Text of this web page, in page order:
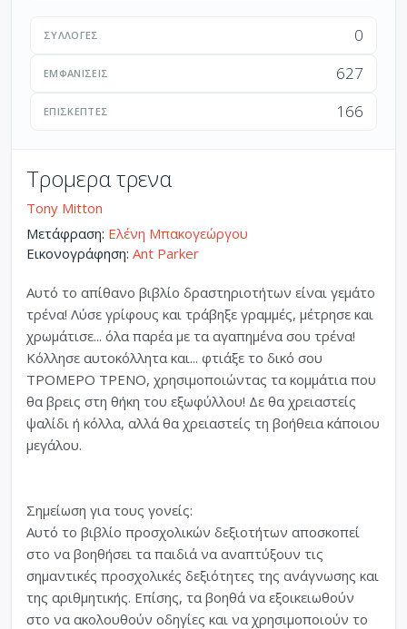
ΣΥΛΛΟΓΈΣ 0
ΕΜΦΑΝΊΣΕΙΣ 627
ΕΠΙΣΚΈΠΤΕΣ 166
Τρομερα τρενα
Tony Mitton
Μετάφραση: Ελένη Μπακογεώργου
Εικονογράφηση: Ant Parker
Αυτό το απίθανο βιβλίο δραστηριοτήτων είναι γεμάτο
τρένα! Λύσε γρίφους και τράβηξε γραμμές, μέτρησε και
χρωμάτισε... όλα παρέα με τα αγαπημένα σου τρένα!
Κόλλησε αυτοκόλλητα και... φτιάξε το δικό σου
ΤΡΟΜΕΡΟ ΤΡΕΝΟ, χρησιμοποιώντας τα κομμάτια που
θα βρεις στη θήκη του εξωφύλλου! Δε θα χρειαστείς
ψαλίδι ή κόλλα, αλλά θα χρειαστείς τη βοήθεια κάποιου
μεγάλου.
Σημείωση για τους γονείς:
Αυτό το βιβλίο προσχολικών δεξιοτήτων αποσκοπεί
στο να βοηθήσει τα παιδιά να αναπτύξουν τις
σημαντικές προσχολικές δεξιότητες της ανάγνωσης και
της αριθμητικής. Επίσης, τα βοηθά να εξοικειωθούν
στο να ακολουθούν οδηγίες και να χρησιμοποιούν το